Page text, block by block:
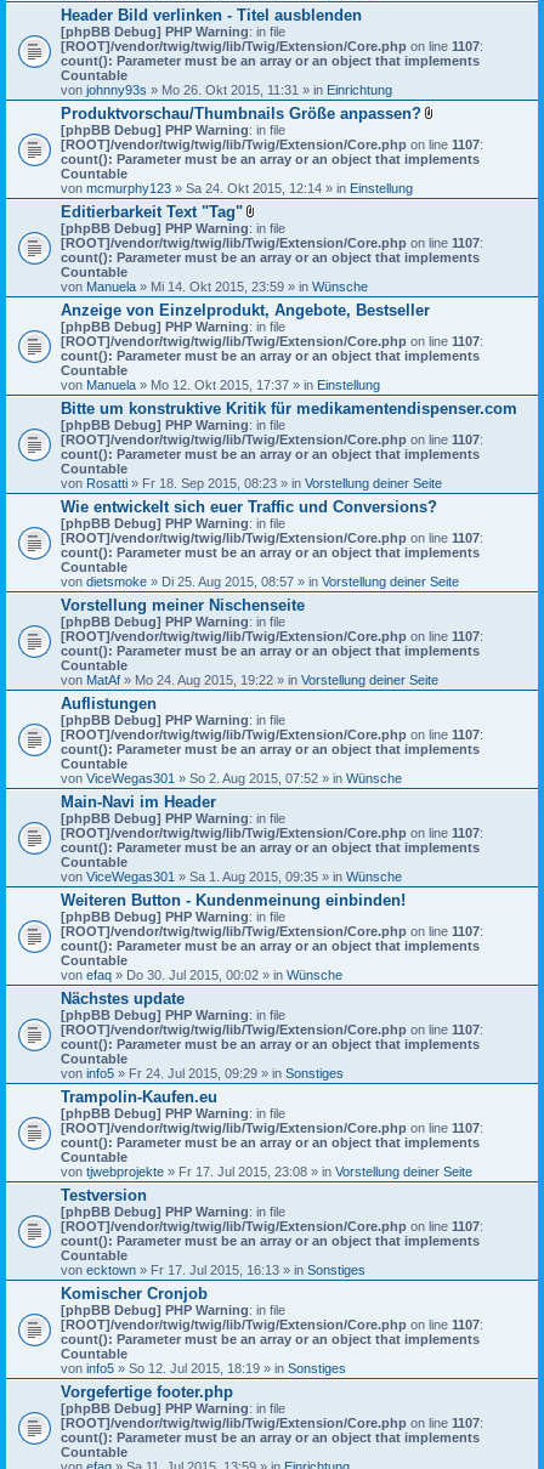
Header Bild verlinken - Titel ausblenden
[phpBB Debug] PHP Warning: in file
[ROOT]/vendor/twig/twig/lib/Twig/Extension/Core.php on line 1107:
count(): Parameter must be an array or an object that implements
Countable
von johnny93s » Mo 26. Okt 2015, 11:31 » in Einrichtung
Produktvorschau/Thumbnails Größe anpassen?
a
t
a
a
n
[phpBB Debug] PHP Warning: in file
[ROOT]/vendor/twig/twig/lib/Twig/Extension/Core.php on line 1107:
count(): Parameter must be an array or an object that implements
Countable
von mcmurphy123 » Sa 24. Okt 2015, 12:14 » in Einstellung
Editierbarkeit Text "Tag"
D
a
i
a
n
h
a
n
[phpBB Debug] PHP Warning: in file
[ROOT]/vendor/twig/twig/lib/Twig/Extension/Core.php on line 1107:
count(): Parameter must be an array or an object that implements
Countable
von Manuela » Mi 14. Okt 2015, 23:59 » in Wünsche
Anzeige von Einzelprodukt, Angebote, Bestseller
[phpBB Debug] PHP Warning: in file
[ROOT]/vendor/twig/twig/lib/Twig/Extension/Core.php on line 1107:
count(): Parameter must be an array or an object that implements
Countable
von Manuela » Mo 12. Okt 2015, 17:37 » in Einstellung
Bitte um konstruktive Kritik für medikamentendispenser.com
[phpBB Debug] PHP Warning: in file
[ROOT]/vendor/twig/twig/lib/Twig/Extension/Core.php on line 1107:
count(): Parameter must be an array or an object that implements
Countable
von Rosatti » Fr 18. Sep 2015, 08:23 » in Vorstellung deiner Seite
Wie entwickelt sich euer Traffic und Conversions?
[phpBB Debug] PHP Warning: in file
[ROOT]/vendor/twig/twig/lib/Twig/Extension/Core.php on line 1107:
count(): Parameter must be an array or an object that implements
Countable
von dietsmoke » Di 25. Aug 2015, 08:57 » in Vorstellung deiner Seite
Vorstellung meiner Nischenseite
[phpBB Debug] PHP Warning: in file
[ROOT]/vendor/twig/twig/lib/Twig/Extension/Core.php on line 1107:
count(): Parameter must be an array or an object that implements
Countable
von MatAf » Mo 24. Aug 2015, 19:22 » in Vorstellung deiner Seite
Auflistungen
[phpBB Debug] PHP Warning: in file
[ROOT]/vendor/twig/twig/lib/Twig/Extension/Core.php on line 1107:
count(): Parameter must be an array or an object that implements
Countable
von ViceWegas301 » So 2. Aug 2015, 07:52 » in Wünsche
Main-Navi im Header
[phpBB Debug] PHP Warning: in file
[ROOT]/vendor/twig/twig/lib/Twig/Extension/Core.php on line 1107:
count(): Parameter must be an array or an object that implements
Countable
von ViceWegas301 » Sa 1. Aug 2015, 09:35 » in Wünsche
Weiteren Button - Kundenmeinung einbinden!
[phpBB Debug] PHP Warning: in file
[ROOT]/vendor/twig/twig/lib/Twig/Extension/Core.php on line 1107:
count(): Parameter must be an array or an object that implements
Countable
von efaq » Do 30. Jul 2015, 00:02 » in Wünsche
Nächstes update
[phpBB Debug] PHP Warning: in file
[ROOT]/vendor/twig/twig/lib/Twig/Extension/Core.php on line 1107:
count(): Parameter must be an array or an object that implements
Countable
von info5 » Fr 24. Jul 2015, 09:29 » in Sonstiges
Trampolin-Kaufen.eu
[phpBB Debug] PHP Warning: in file
[ROOT]/vendor/twig/twig/lib/Twig/Extension/Core.php on line 1107:
count(): Parameter must be an array or an object that implements
Countable
von tjwebprojekte » Fr 17. Jul 2015, 23:08 » in Vorstellung deiner Seite
Testversion
[phpBB Debug] PHP Warning: in file
[ROOT]/vendor/twig/twig/lib/Twig/Extension/Core.php on line 1107:
count(): Parameter must be an array or an object that implements
Countable
von ecktown » Fr 17. Jul 2015, 16:13 » in Sonstiges
Komischer Cronjob
[phpBB Debug] PHP Warning: in file
[ROOT]/vendor/twig/twig/lib/Twig/Extension/Core.php on line 1107:
count(): Parameter must be an array or an object that implements
Countable
von info5 » So 12. Jul 2015, 18:19 » in Sonstiges
Vorgefertige footer.php
[phpBB Debug] PHP Warning: in file
[ROOT]/vendor/twig/twig/lib/Twig/Extension/Core.php on line 1107:
count(): Parameter must be an array or an object that implements
Countable
von efaq » Sa 11. Jul 2015, 13:59 » in Einrichtung